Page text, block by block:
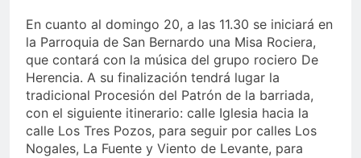
En cuanto al domingo 20, a las 11.30 se iniciará en
la Parroquia de San Bernardo una Misa Rociera,
que contará con la música del grupo rociero De
Herencia. A su finalización tendrá lugar la
tradicional Procesión del Patrón de la barriada,
con el siguiente itinerario: calle Iglesia hacia la
calle Los Tres Pozos, para seguir por calles Los
Nogales, La Fuente y Viento de Levante, para